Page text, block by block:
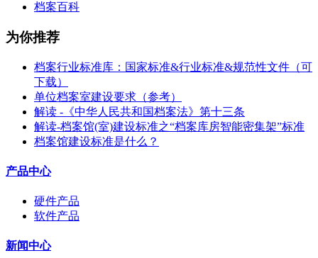
档案百科
为你推荐
档案行业标准库：国家标准&行业标准&规范性文件（可
下载）
单位档案室建设要求（参考）
解读 -《中华人民共和国档案法》第十三条
解读-档案馆(室)建设标准之“档案库房智能密集架”标准
档案馆建设标准是什么？
产品中心
硬件产品
软件产品
新闻中心